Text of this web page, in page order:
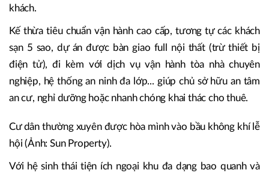
khách.
Kế thừa tiêu chuẩn vận hành cao cấp, tương tự các khách
sạn 5 sao, dự án được bàn giao full nội thất (trừ thiết bị
điện tử), đi kèm với dịch vụ vận hành tòa nhà chuyên
nghiệp, hệ thống an ninh đa lớp... giúp chủ sở hữu an tâm
an cư, nghỉ dưỡng hoặc nhanh chóng khai thác cho thuê.
Cư dân thường xuyên được hòa mình vào bầu không khí lễ
hội (Ảnh: Sun Property).
Với hệ sinh thái tiện ích ngoại khu đa dạng bao quanh và